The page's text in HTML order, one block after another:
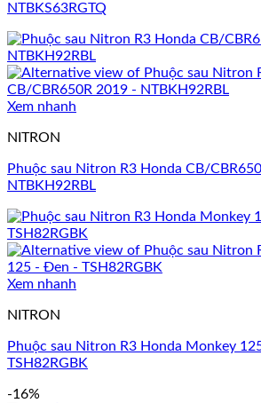
NTBKS63RGTQ
Xem nhanh
NITRON
Phuộc sau Nitron R3 Honda CB/
NTBKH92RBL
Xem nhanh
NITRON
Phuộc sau Nitron R3 Honda Monkey
TSH82RGBK
-16%